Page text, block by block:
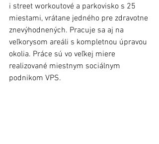
i street workoutové a parkovisko s 25
miestami, vrátane jedného pre zdravotne
znevýhodnených. Pracuje sa aj na
veľkorysom areáli s kompletnou úpravou
okolia. Práce sú vo veľkej miere
realizované miestnym sociálnym
podnikom VPS.